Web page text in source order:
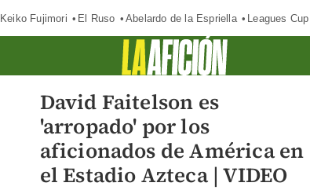
Keiko Fujimori El Ruso Abelardo de la Espriella Leagues Cup
David Faitelson es
'arropado' por los
aficionados de América en
el Estadio Azteca | VIDEO